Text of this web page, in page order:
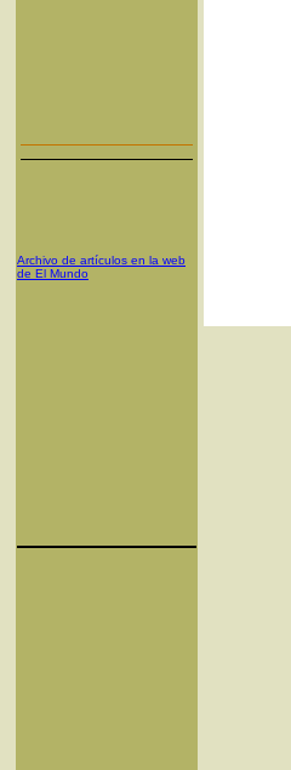
Archivo de artículos en la web
de El Mundo